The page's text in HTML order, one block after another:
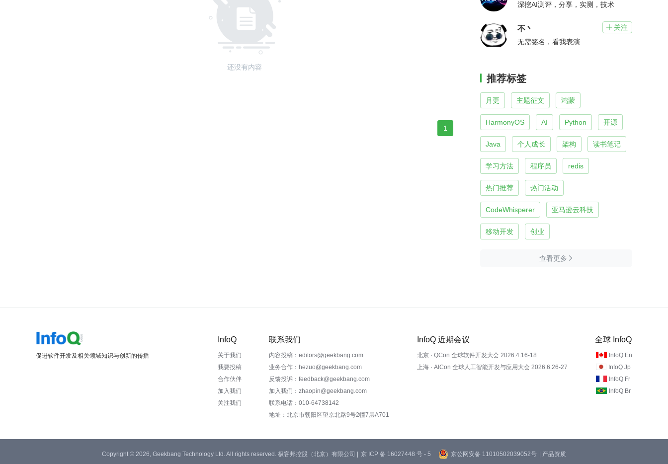
还没有内容
1
深挖AI测评，分享，实测，技术
不丶  关注
无需签名，看我表演
推荐标签
月更 主题征文 鸿蒙
HarmonyOS AI Python 开源
Java 个人成长 架构 读书笔记
学习方法 程序员 redis
热门推荐 热门活动
CodeWhisperer 亚马逊云科技
移动开发 创业
查看更多 
促进软件开发及相关领域知识与创新的传播
InfoQ
关于我们
我要投稿
合作伙伴
加入我们
关注我们
联系我们
内容投稿：editors@geekbang.com
业务合作：hezuo@geekbang.com
反馈投诉：feedback@geekbang.com
加入我们：zhaopin@geekbang.com
联系电话：010-64738142
地址：北京市朝阳区望京北路9号2幢7层A701
InfoQ 近期会议
北京 · QCon 全球软件开发大会 2026.4.16-18
上海 · AICon 全球人工智能开发与应用大会 2026.6.26-27
全球 InfoQ
InfoQ En
InfoQ Jp
InfoQ Fr
InfoQ Br
Copyright © 2026, Geekbang Technology Ltd. All rights reserved. 极客邦控股（北京）有限公司 | 京 ICP 备 16027448 号 - 5 京公网安备 11010502039052号 | 产品资质